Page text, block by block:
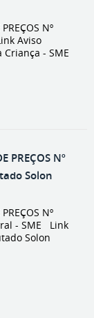
Nº
Aviso
Criança - SME
PREÇOS Nº
Solon
Nº
- SME Link
Solon